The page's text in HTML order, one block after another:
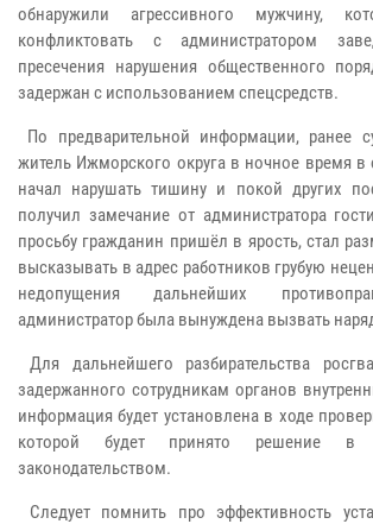
обнаружили агрессивного мужчину,
конфликтовать с администратором
пресечения нарушения общественного
задержан с использованием спецсредств.
По предварительной информации, ранее
житель Ижморского округа в ночное время
начал нарушать тишину и покой других
получил замечание от администратора
просьбу гражданин пришёл в ярость, стал
высказывать в адрес работников грубую
недопущения дальнейших
администратор была вынуждена вызвать
Для дальнейшего разбирательства
задержанного сотрудникам органов
информация будет установлена в ходе
которой будет принято решение в
законодательством.
Следует помнить про эффективность